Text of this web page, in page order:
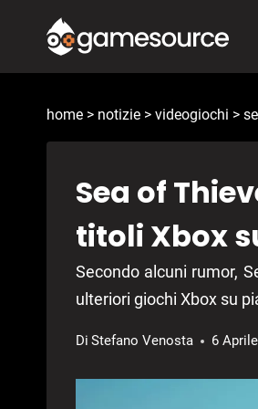
contenuto
home > notizie > videogiochi >
Sea of
titoli Xbox
Secondo alcuni rumor,
ulteriori giochi Xbox su
Di Stefano Venosta 6